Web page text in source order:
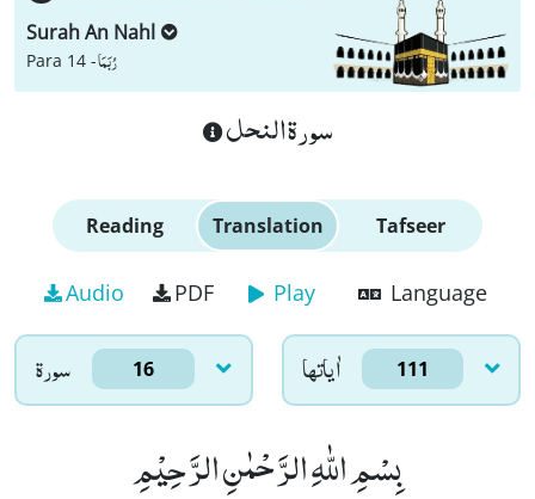
Surah An Nahl
Para 14 -رُبَمَا
سورة النحل
Reading Translation Tafseer
Audio PDF Play Language
سورۃ 16 اٰياتها 111
بِسْمِ اللّٰهِ الرَّحْمٰنِ الرَّحِیْمِ